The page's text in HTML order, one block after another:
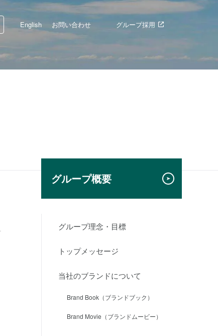
English お問い合わせ グループ採用
グループ概要
グループ理念・目標
トップメッセージ
当社のブランドについて
Brand Book（ブランドブック）
Brand Movie（ブランドムービー）